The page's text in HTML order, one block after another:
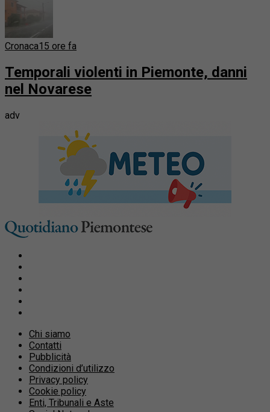
Cronaca15 ore fa
Temporali violenti in Piemonte, danni
nel Novarese
adv
Chi siamo
Contatti
Pubblicità
Condizioni d’utilizzo
Privacy policy
Cookie policy
Enti, Tribunali e Aste